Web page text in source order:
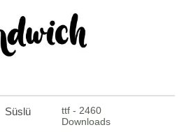
Süslü
ttf - 2460
Downloads